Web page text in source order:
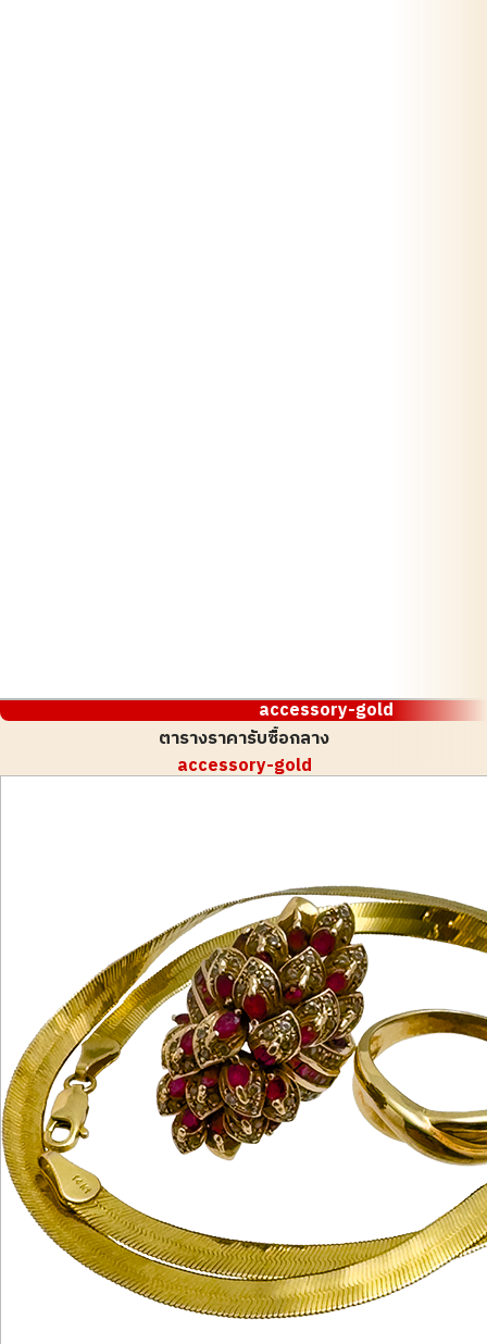
accessory-gold
ตารางราคารับซื้อกลาง
accessory-gold